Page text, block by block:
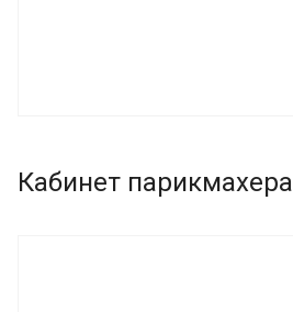
Кабинет парикмахера